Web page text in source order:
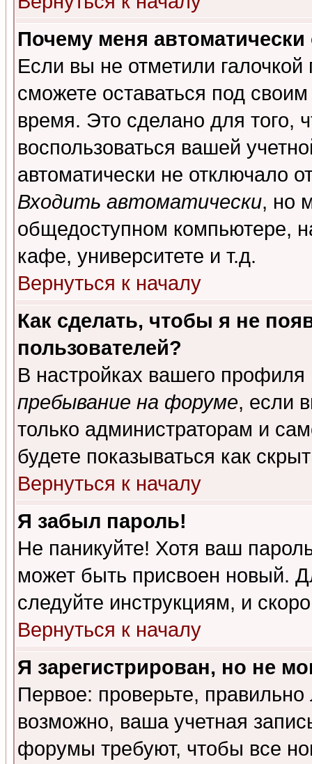
Почему меня автоматически
Если вы не отметили галочкой
сможете оставаться под
время. Это сделано для того,
воспользоваться вашей
автоматически не отключало
Входить автоматически, но
общедоступном компьютере,
кафе, университете и т.д.
Вернуться к началу
Как сделать, чтобы я не
пользователей?
В настройках вашего
пребывание на форуме, если
только администраторам и
будете показываться как
Вернуться к началу
Я забыл пароль!
Не паникуйте! Хотя ваш
может быть присвоен новый.
следуйте инструкциям, и
Вернуться к началу
Я зарегистрирован, но не
Первое: проверьте,
возможно, ваша учетная
форумы требуют, чтобы все